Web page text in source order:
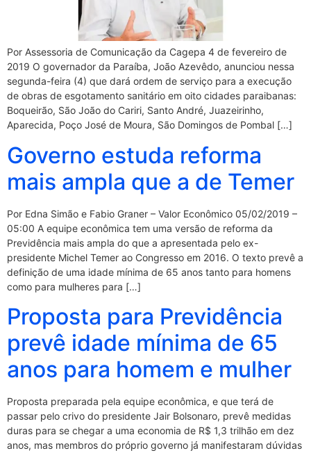
Por Assessoria de Comunicação da Cagepa 4 de fevereiro de
2019 O governador da Paraíba, João Azevêdo, anunciou nessa
segunda-feira (4) que dará ordem de serviço para a execução
de obras de esgotamento sanitário em oito cidades paraibanas:
Boqueirão, São João do Cariri, Santo André, Juazeirinho,
Aparecida, Poço José de Moura, São Domingos de Pombal […]
Governo estuda reforma
mais ampla que a de Temer
Por Edna Simão e Fabio Graner – Valor Econômico 05/02/2019 –
05:00 A equipe econômica tem uma versão de reforma da
Previdência mais ampla do que a apresentada pelo ex-
presidente Michel Temer ao Congresso em 2016. O texto prevê a
definição de uma idade mínima de 65 anos tanto para homens
como para mulheres para […]
Proposta para Previdência
prevê idade mínima de 65
anos para homem e mulher
Proposta preparada pela equipe econômica, e que terá de
passar pelo crivo do presidente Jair Bolsonaro, prevê medidas
duras para se chegar a uma economia de R$ 1,3 trilhão em dez
anos, mas membros do próprio governo já manifestaram dúvidas